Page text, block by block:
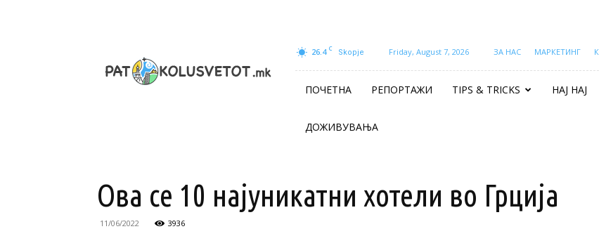
26.4 C Skopje Friday, August 7, 2026 ЗА НАС МАРКЕТИНГ
ПОЧЕТНА РЕПОРТАЖИ TIPS & TRICKS НАЈ НАЈ
ДОЖИВУВАЊА
Ова се 10 најуникатни хотели во Грција
11/06/2022 3936